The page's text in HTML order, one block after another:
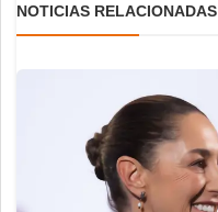
NOTICIAS RELACIONADAS